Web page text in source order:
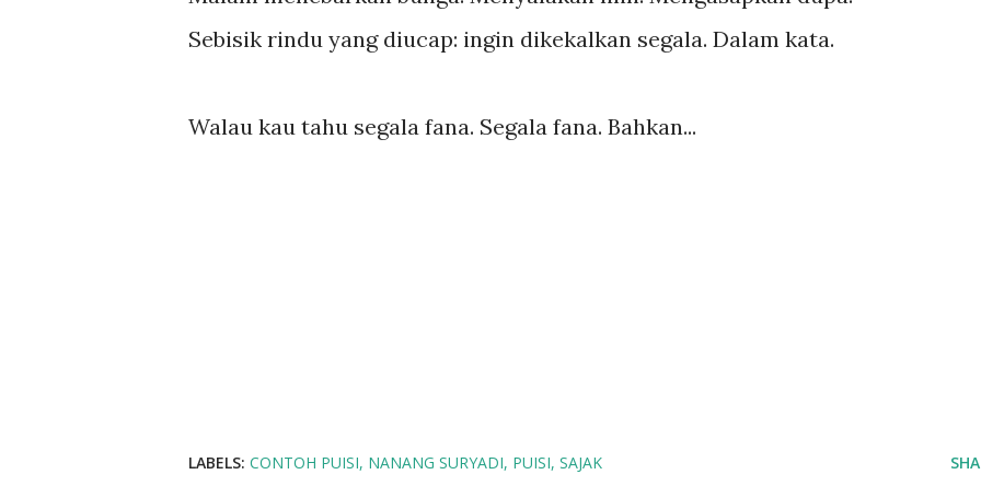
Sebisik rindu yang diucap: ingin dikekalkan segala. Dalam kata.
Walau kau tahu segala fana. Segala fana. Bahkan...
LABELS: CONTOH PUISI NANANG SURYADI PUISI SAJAK